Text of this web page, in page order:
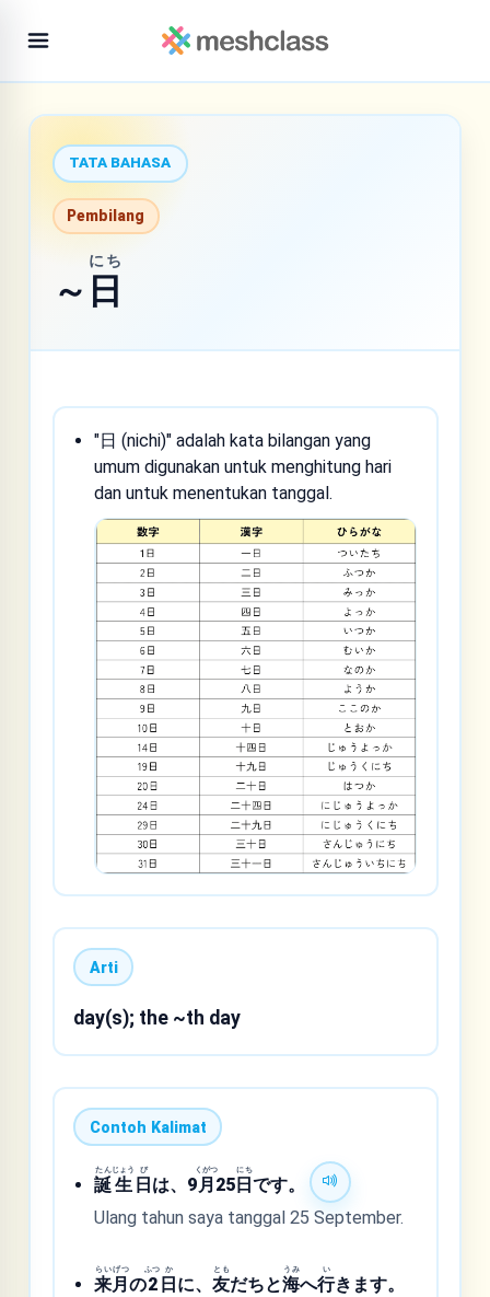
TATA BAHASA
Pembilang
～ 日
にち
"日 (nichi)" adalah kata bilangan yang
umum digunakan untuk menghitung hari
dan untuk menentukan tanggal.
Arti
day(s); the ~th day
Contoh Kalimat
誕
たん
生
じょう
日
び
は、9 月
くがつ
25日
にち
です。
Ulang tahun saya tanggal 25 September.
来
らい
月
げつ
の2
ふつ
日
か
に、友
とも
だちと海
うみ
へ行
い
きます。